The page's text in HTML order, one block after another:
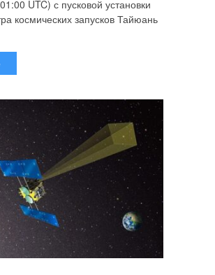
UTC) с пусковой установки
космических запусков Тайюань